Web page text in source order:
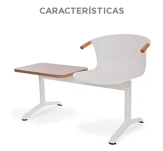
CARACTERÍSTICAS